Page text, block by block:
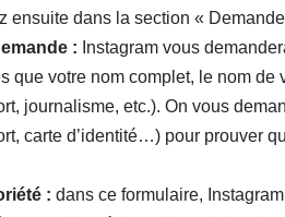
ensuite dans la section «
: Instagram vous
que votre nom complet, le nom de
journalisme, etc.). On vous
carte d’identité…) pour prouver
: dans ce formulaire,